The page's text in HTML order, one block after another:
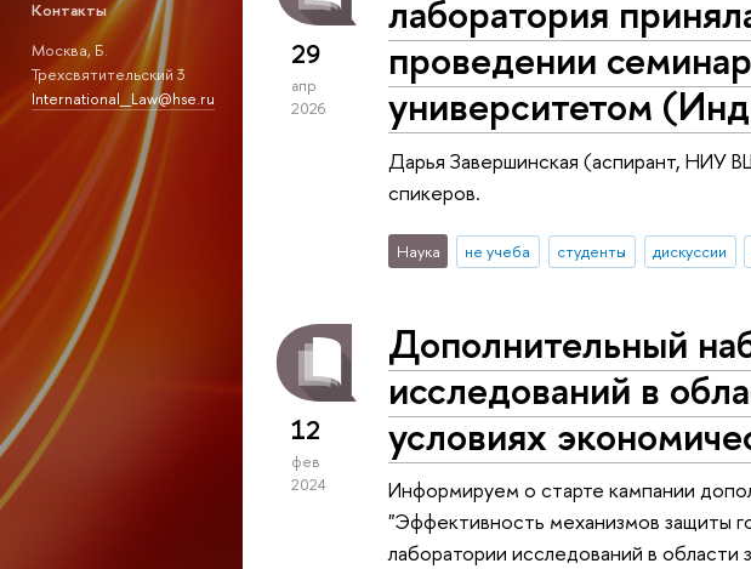
Контакты
Москва, Б.
Трехсвятительский 3
International_Law@hse.ru
29
апр
2026
лаборатория
проведении
университетом
Дарья Завершинская (аспирант, НИУ
спикеров.
Наука не учеба студенты дискуссии
12
фев
2024
Дополнительный
исследований в
условиях
Информируем о старте кампании
"Эффективность механизмов защиты
лаборатории исследований в